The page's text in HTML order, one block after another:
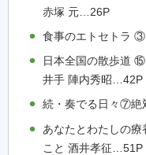
赤塚 元…26P
食事のエトセトラ
日本全国の散歩道
井手 陣内秀昭…42P
続・奏でる日々⑦絶
あなたとわたしの
こと 酒井孝征…51P